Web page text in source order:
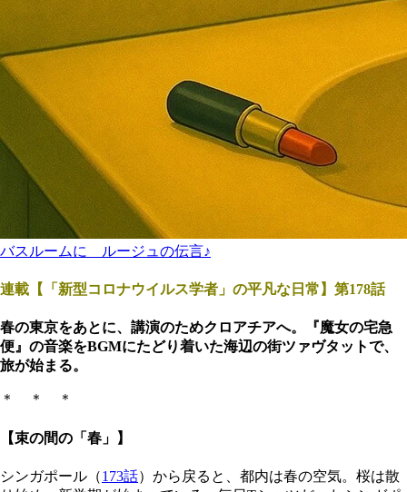
バスルームに ルージュの伝言♪
連載【「新型コロナウイルス学者」の平凡な日常】第178話
春の東京をあとに、講演のためクロアチアへ。『魔女の宅急
便』の音楽をBGMにたどり着いた海辺の街ツァヴタットで、
旅が始まる。
＊ ＊ ＊
【束の間の「春」】
シンガポール（173話）から戻ると、都内は春の空気。桜は散